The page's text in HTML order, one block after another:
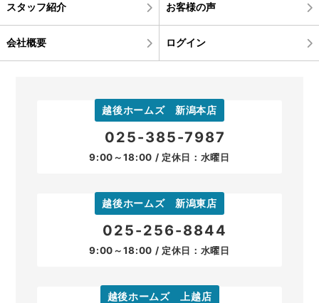
スタッフ紹介 お客様の声
会社概要 ログイン
越後ホームズ 新潟本店
025-385-7987
9:00～18:00 / 定休日：水曜日
越後ホームズ 新潟東店
025-256-8844
9:00～18:00 / 定休日：水曜日
越後ホームズ 上越店